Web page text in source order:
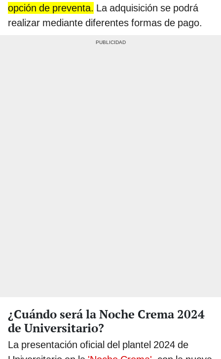
opción de preventa. La adquisición se podrá
realizar mediante diferentes formas de pago.
¿Cuándo será la Noche Crema 2024
de Universitario?
La presentación oficial del plantel 2024 de